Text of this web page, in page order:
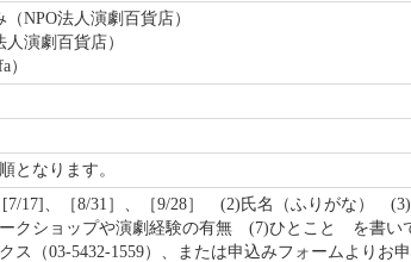
（NPO法人演劇百貨店）
人演劇百貨店）
）
なります。
[7/17]、［8/31］、［9/28］ (2)氏名（ふりがな）
ショップや演劇経験の有無 (7)ひとこと を書い
ス（03-5432-1559）、または申込みフォームよりお申